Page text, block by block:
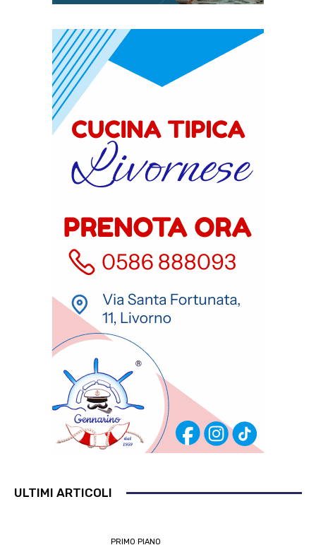
ULTIMI ARTICOLI
PRIMO PIANO